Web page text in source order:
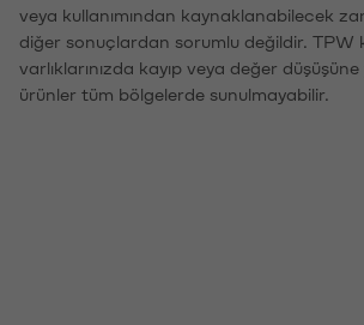
veya kullanımından kaynaklanabilecek
diğer sonuçlardan sorumlu değildir. TPW
varlıklarınızda kayıp veya değer
ürünler tüm bölgelerde sunulmayabilir.